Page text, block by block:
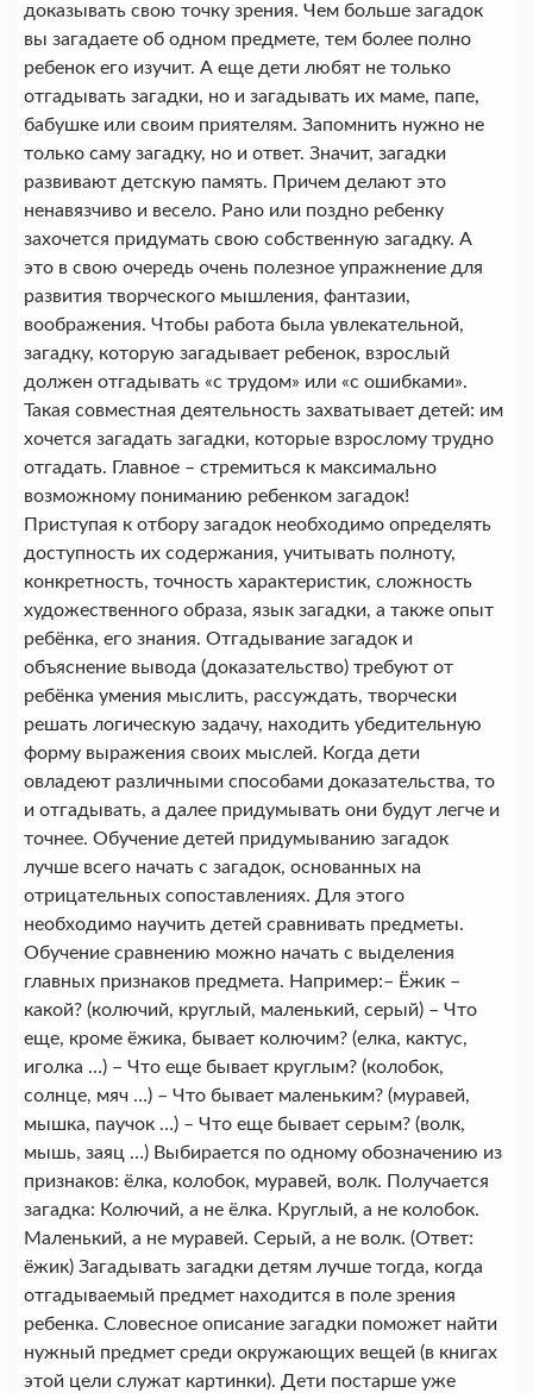
доказывать свою точку зрения. Чем больше загадок
вы загадаете об одном предмете, тем более полно
ребенок его изучит. А еще дети любят не только
отгадывать загадки, но и загадывать их маме, папе,
бабушке или своим приятелям. Запомнить нужно не
только саму загадку, но и ответ. Значит, загадки
развивают детскую память. Причем делают это
ненавязчиво и весело. Рано или поздно ребенку
захочется придумать свою собственную загадку. А
это в свою очередь очень полезное упражнение для
развития творческого мышления, фантазии,
воображения. Чтобы работа была увлекательной,
загадку, которую загадывает ребенок, взрослый
должен отгадывать «с трудом» или «с ошибками».
Такая совместная деятельность захватывает детей: им
хочется загадать загадки, которые взрослому трудно
отгадать. Главное – стремиться к максимально
возможному пониманию ребенком загадок!
Приступая к отбору загадок необходимо определять
доступность их содержания, учитывать полноту,
конкретность, точность характеристик, сложность
художественного образа, язык загадки, а также опыт
ребёнка, его знания. Отгадывание загадок и
объяснение вывода (доказательство) требуют от
ребёнка умения мыслить, рассуждать, творчески
решать логическую задачу, находить убедительную
форму выражения своих мыслей. Когда дети
овладеют различными способами доказательства, то
и отгадывать, а далее придумывать они будут легче и
точнее. Обучение детей придумыванию загадок
лучше всего начать с загадок, основанных на
отрицательных сопоставлениях. Для этого
необходимо научить детей сравнивать предметы.
Обучение сравнению можно начать с выделения
главных признаков предмета. Например:– Ёжик –
какой? (колючий, круглый, маленький, серый) – Что
еще, кроме ёжика, бывает колючим? (елка, кактус,
иголка …) – Что еще бывает круглым? (колобок,
солнце, мяч …) – Что бывает маленьким? (муравей,
мышка, паучок …) – Что еще бывает серым? (волк,
мышь, заяц …) Выбирается по одному обозначению из
признаков: ёлка, колобок, муравей, волк. Получается
загадка: Колючий, а не ёлка. Круглый, а не колобок.
Маленький, а не муравей. Серый, а не волк. (Ответ:
ёжик) Загадывать загадки детям лучше тогда, когда
отгадываемый предмет находится в поле зрения
ребенка. Словесное описание загадки поможет найти
нужный предмет среди окружающих вещей (в книгах
этой цели служат картинки). Дети постарше уже